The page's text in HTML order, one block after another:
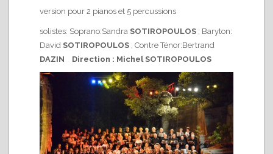
version pour 2 pianos et 5 percussions
solistes: Soprano:Sandra SOTIROPOULOS ; Baryton:
David SOTIROPOULOS ; Contre Ténor:Bertrand
DAZIN
Direction : Michel SOTIROPOULOS